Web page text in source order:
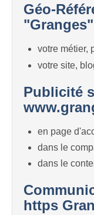
Géo-
votre métier,
votre site,
Publicité
en page
dans le
dans le
https